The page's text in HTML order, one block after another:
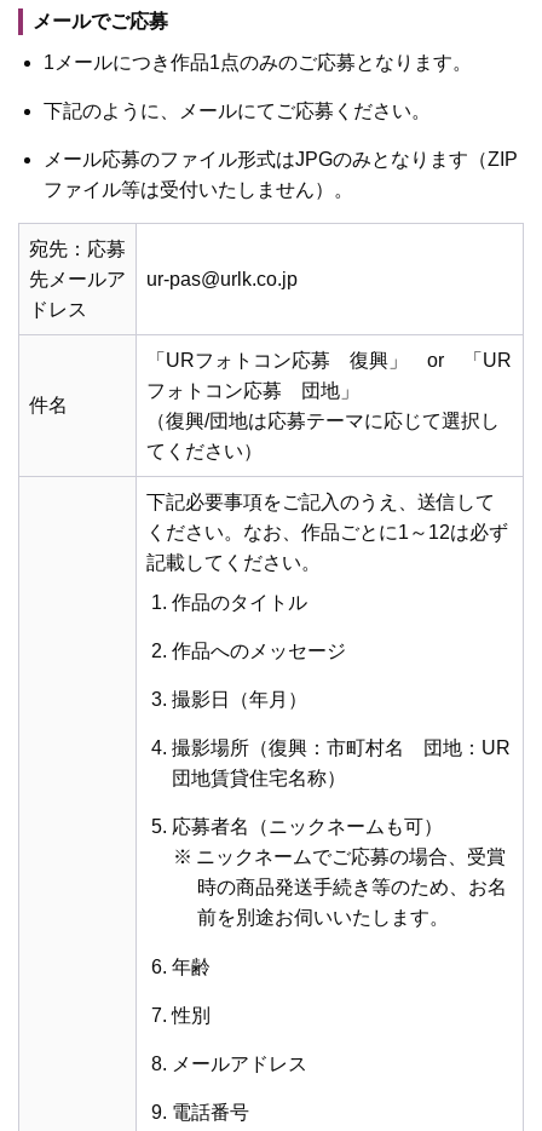
メールでご応募
1メールにつき作品1点のみのご応募となります。
下記のように、メールにてご応募ください。
メール応募のファイル形式はJPGのみとなります（ZIP
ファイル等は受付いたしません）。
宛先：応募
先メールア
ドレス
ur-pas@urlk.co.jp
件名
「URフォトコン応募 復興」 or 「UR
フォトコン応募 団地」
（復興/団地は応募テーマに応じて選択し
てください）
下記必要事項をご記入のうえ、送信して
ください。なお、作品ごとに1～12は必ず
記載してください。
作品のタイトル
作品へのメッセージ
撮影日（年月）
撮影場所（復興：市町村名 団地：UR
団地賃貸住宅名称）
応募者名（ニックネームも可）
※ ニックネームでご応募の場合、受賞
時の商品発送手続き等のため、お名
前を別途お伺いいたします。
年齢
性別
メールアドレス
電話番号